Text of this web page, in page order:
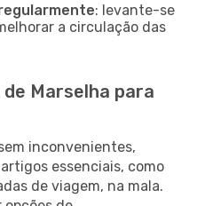
: levante-se
a circulação das
Marselha para
inconvenientes,
essenciais, como
de viagem, na mala.